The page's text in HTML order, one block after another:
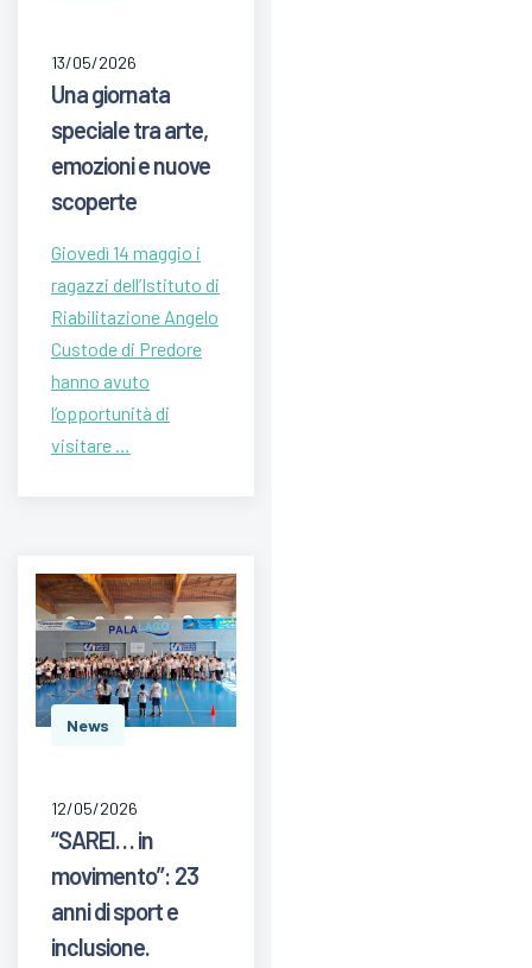
13/05/2026
Una giornata
speciale tra arte,
emozioni e nuove
scoperte
Giovedì 14 maggio i
ragazzi dell’Istituto di
Riabilitazione Angelo
Custode di Predore
hanno avuto
l’opportunità di
visitare …
News
12/05/2026
“SAREI… in
movimento”: 23
anni di sport e
inclusione.